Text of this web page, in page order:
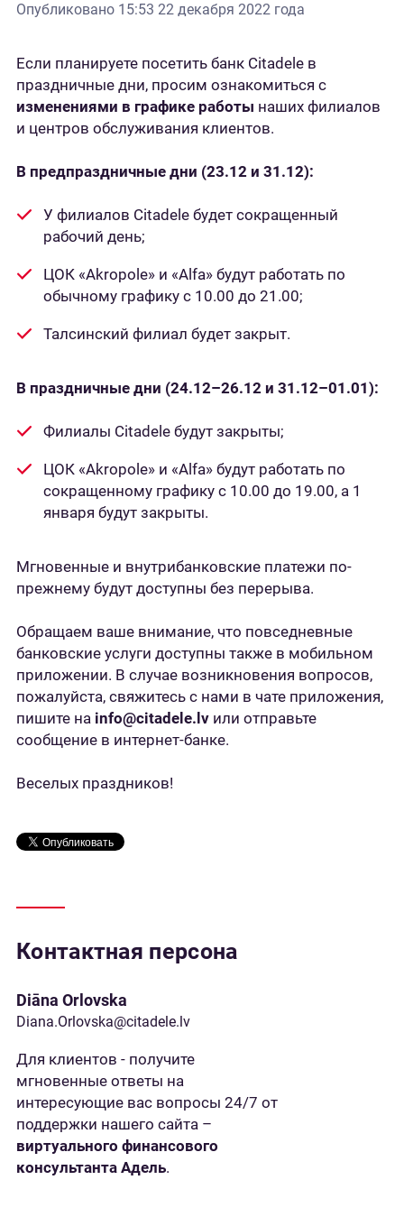
Опубликовано 15:53 22 декабря 2022 года
Если планируете посетить банк Citadele в
праздничные дни, просим ознакомиться с
изменениями в графике работы наших филиалов
и центров обслуживания клиентов.
В предпраздничные дни (23.12 и 31.12):
У филиалов Citadele будет сокращенный
рабочий день;
ЦОК «Akropole» и «Alfa» будут работать по
обычному графику с 10.00 до 21.00;
Талсинский филиал будет закрыт.
В праздничные дни (24.12–26.12 и 31.12–01.01):
Филиалы Citadele будут закрыты;
ЦОК «Akropole» и «Alfa» будут работать по
сокращенному графику с 10.00 до 19.00, а 1
января будут закрыты.
Мгновенные и внутрибанковские платежи по-
прежнему будут доступны без перерыва.
Обращаем ваше внимание, что повседневные
банковские услуги доступны также в мобильном
приложении. В случае возникновения вопросов,
пожалуйста, свяжитесь с нами в чате приложения,
пишите на info@citadele.lv или отправьте
сообщение в интернет-банке.
Веселых праздников!
Контактная персона
Diāna Orlovska
Diana.Orlovska@citadele.lv
Для клиентов - получите
мгновенные ответы на
интересующие вас вопросы 24/7 от
поддержки нашего сайта –
виртуального финансового
консультанта Адель.